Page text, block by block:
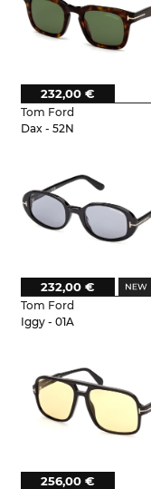
Tom Ford
Dax - 52N
232,00 €
Tom Ford
Iggy - 01A
232,00 €
256,00 €